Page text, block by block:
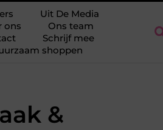
Uit De Media
ons
Ons team
Schrijf mee
shoppen
&